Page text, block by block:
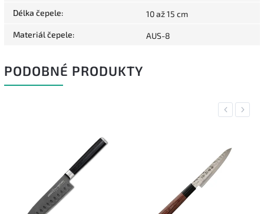
Délka čepele: 10 až 15 cm
Materiál čepele: AUS-8
PODOBNÉ PRODUKTY
Previous
Next